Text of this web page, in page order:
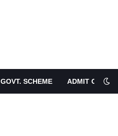
GOVT. SCHEME ADMIT CARDS